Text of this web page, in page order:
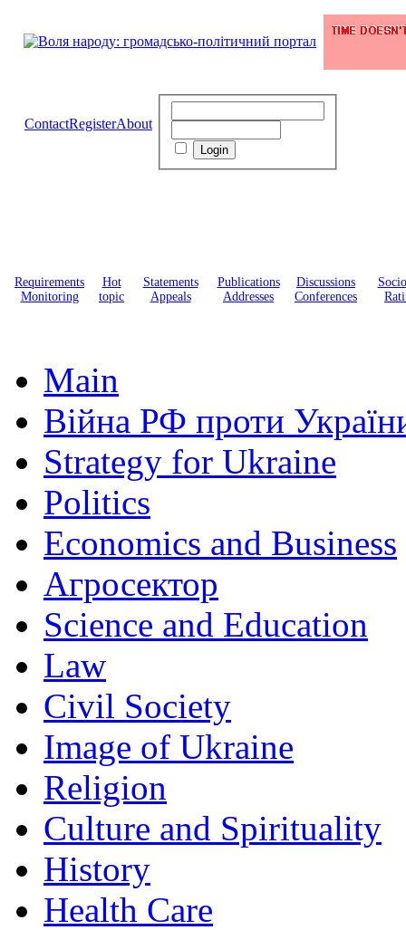
ContactRegisterAbout
Requirements
Monitoring
Hot
topic
Statements
Appeals
Publications
Addresses
Discussions
Conferences
Main
Війна РФ проти
Strategy for Ukraine
Politics
Economics and Business
Агросектор
Science and Education
Law
Civil Society
Image of Ukraine
Religion
Culture and Spirituality
History
Health Care